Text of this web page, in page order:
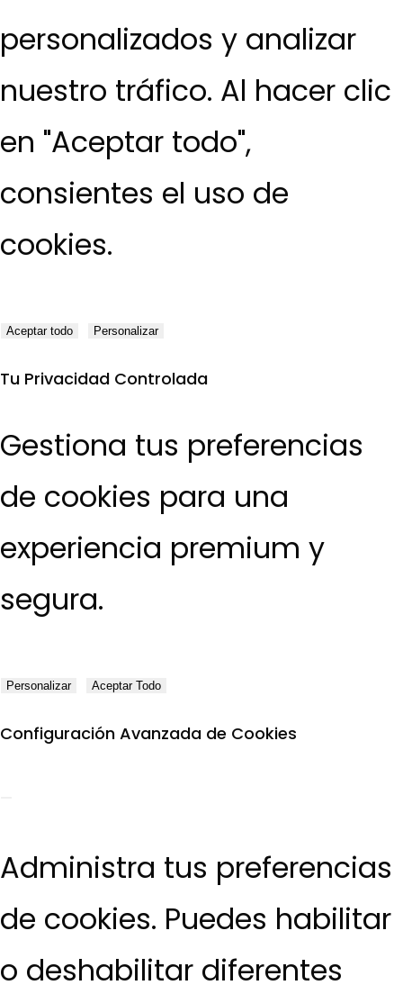
personalizados y analizar
nuestro tráfico. Al hacer clic
en "Aceptar todo",
consientes el uso de
cookies.
Aceptar todo Personalizar
Tu Privacidad Controlada
Gestiona tus preferencias
de cookies para una
experiencia premium y
segura.
Personalizar Aceptar Todo
Configuración Avanzada de Cookies
Administra tus preferencias
de cookies. Puedes habilitar
o deshabilitar diferentes